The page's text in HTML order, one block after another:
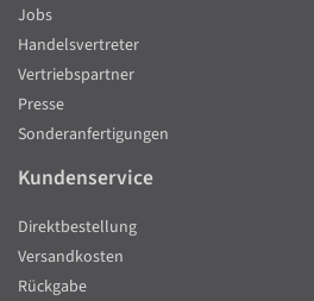
Jobs
Handelsvertreter
Vertriebspartner
Presse
Sonderanfertigungen
Kundenservice
Direktbestellung
Versandkosten
Rückgabe